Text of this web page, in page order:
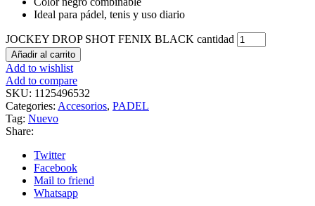
Ideal para pádel, tenis y uso diario
JOCKEY DROP SHOT FENIX BLACK cantidad
Añadir al carrito
Add to wishlist
Add to compare
SKU: 1125496532
Categories: Accesorios, PADEL
Tag: Nuevo
Share:
Twitter
Facebook
Mail to friend
Whatsapp